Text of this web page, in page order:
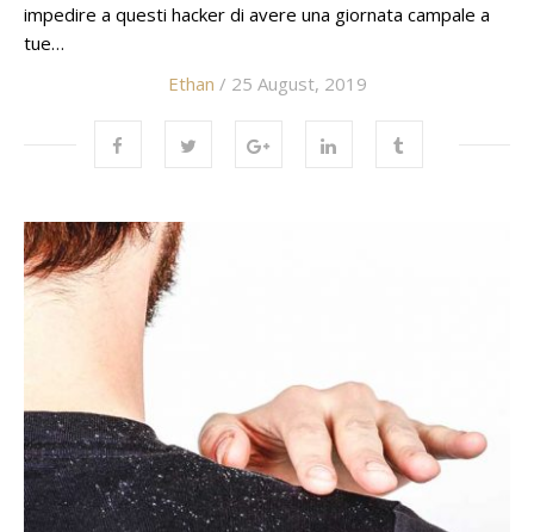
impedire a questi hacker di avere una giornata campale a
tue…
Ethan / 25 August, 2019